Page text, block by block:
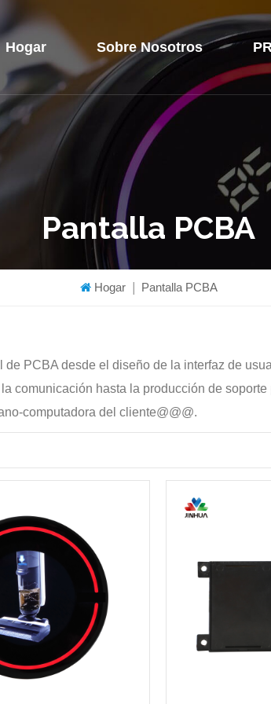
Hogar Sobre Nosotros
Pantalla PCBA
Hogar Pantalla PCBA
de PCBA desde el diseño de la interfaz de
comunicación hasta la producción de
computadora del cliente@@@.